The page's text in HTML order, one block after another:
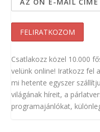
Csatlakozz közel 10.000
velünk online! Iratkozz fel
mi hetente egyszer
világának híreit, a
programajánlókat,